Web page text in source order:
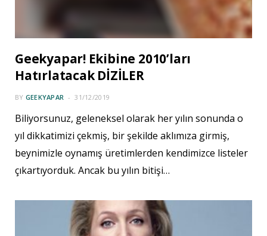
Geekyapar! Ekibine 2010’ları
Hatırlatacak DİZİLER
BY GEEKYAPAR 31/12/2019
Biliyorsunuz, geleneksel olarak her yılın sonunda o
yıl dikkatimizi çekmiş, bir şekilde aklımıza girmiş,
beynimizle oynamış üretimlerden kendimizce listeler
çıkartıyorduk. Ancak bu yılın bitişi…